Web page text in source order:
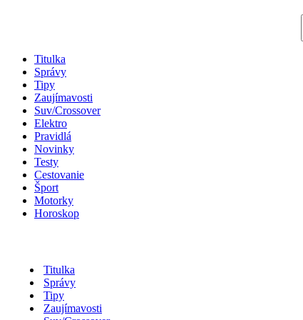
Titulka
Správy
Tipy
Zaujímavosti
Suv/Crossover
Elektro
Pravidlá
Novinky
Testy
Cestovanie
Šport
Motorky
Horoskop
Titulka
Správy
Tipy
Zaujímavosti